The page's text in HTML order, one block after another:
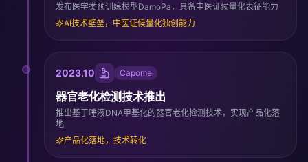
发布医学类预训练模型DamoPa，具备中医证候量化表征能力
AI技术壁垒，中医证候量化独创能力
2023.10 Capome
器官老化检测技术推出
推出基于唾液DNA甲基化的器官老化检测技术，实现产品化落
地
产品化落地，技术转化